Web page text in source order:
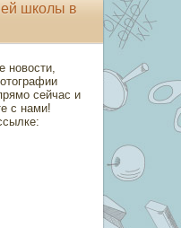
школы в
новости,
сейчас и
с нами!